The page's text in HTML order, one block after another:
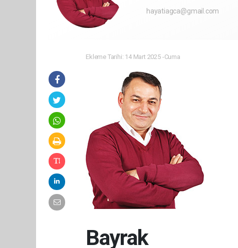
hayatiagca@gmail.com
Ekleme Tarihi: 14 Mart 2025 -Cuma
Bayrak